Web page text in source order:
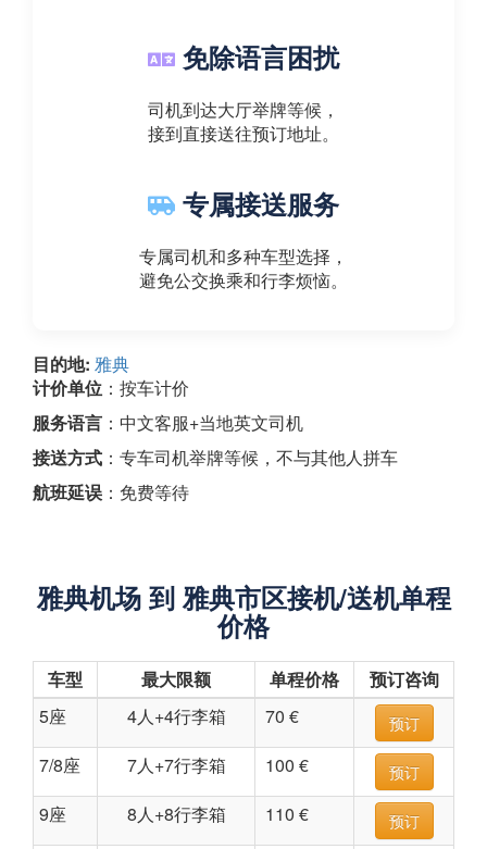
免除语言困扰
司机到达大厅举牌等候，
接到直接送往预订地址。
专属接送服务
专属司机和多种车型选择，
避免公交换乘和行李烦恼。
目的地: 雅典
计价单位 ：按车计价
服务语言 ：中文客服+当地英文司机
接送方式 ：专车司机举牌等候，不与其他人拼车
航班延误 ：免费等待
雅典机场 到 雅典市区接机/送机单程
价格
车型 最大限额 单程价格
预订咨询
5座
4人+4行李箱 70 € 预订
7/8座 7人+7行李箱 100 € 预订
9座 8人+8行李箱 110 € 预订